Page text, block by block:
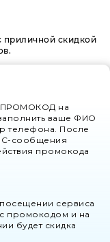
приличной скидкой
ПРОМОКОД на
ваше ФИО
телефона. После
сообщения
промокода
сервиса
промокодом и на
будет скидка